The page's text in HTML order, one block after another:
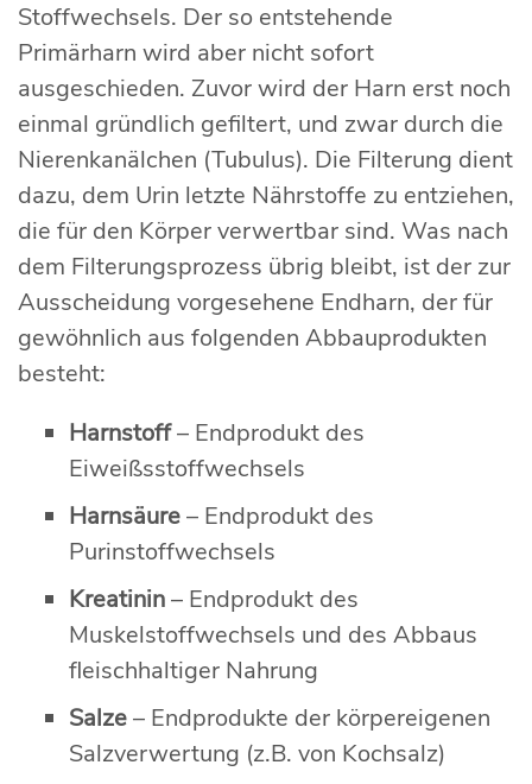
Stoffwechsels. Der so entstehende
Primärharn wird aber nicht sofort
ausgeschieden. Zuvor wird der Harn erst noch
einmal gründlich gefiltert, und zwar durch die
Nierenkanälchen (Tubulus). Die Filterung dient
dazu, dem Urin letzte Nährstoffe zu entziehen,
die für den Körper verwertbar sind. Was nach
dem Filterungsprozess übrig bleibt, ist der zur
Ausscheidung vorgesehene Endharn, der für
gewöhnlich aus folgenden Abbauprodukten
besteht:
Harnstoff– Endprodukt des
Eiweißsstoffwechsels
Harnsäure– Endprodukt des
Purinstoffwechsels
Kreatinin– Endprodukt des
Muskelstoffwechsels und des Abbaus
fleischhaltiger Nahrung
Salze– Endprodukte der körpereigenen
Salzverwertung (z.B. von Kochsalz)